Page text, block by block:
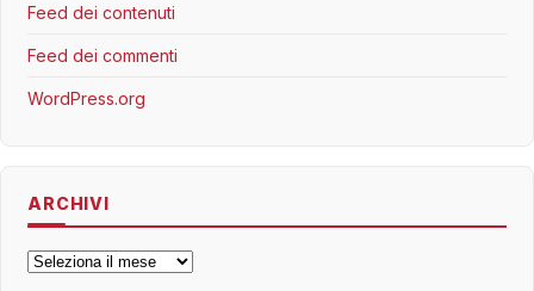
Feed dei contenuti
Feed dei commenti
WordPress.org
ARCHIVI
Archivi